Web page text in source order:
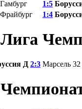
Гамбург 1:5
Фрайбург 1:4
Лига
Д 2:3 Марсель 32